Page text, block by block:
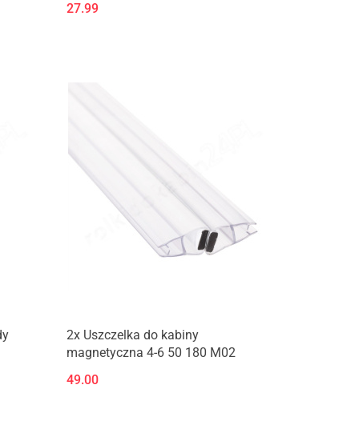
27.99
2x Uszczelka do kabiny
magnetyczna 4-6 50 180 M02
49.00